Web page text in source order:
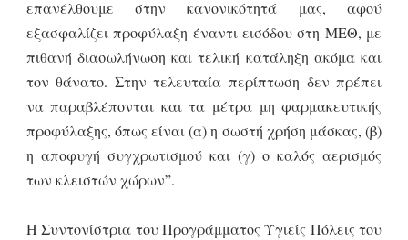
επανέλθουμε στην κανονικότητά μας, αφού
εξασφαλίζει προφύλαξη έναντι εισόδου στη ΜΕΘ, με
πιθανή διασωλήνωση και τελική κατάληξη ακόμα και
τον θάνατο. Στην τελευταία περίπτωση δεν πρέπει
να παραβλέπονται και τα μέτρα μη φαρμακευτικής
προφύλαξης, όπως είναι (α) η σωστή χρήση μάσκας, (β)
η αποφυγή συγχρωτισμού και (γ) ο καλός αερισμός
των κλειστών χώρων”.
Η Συντονίστρια του Προγράμματος Υγιείς Πόλεις του